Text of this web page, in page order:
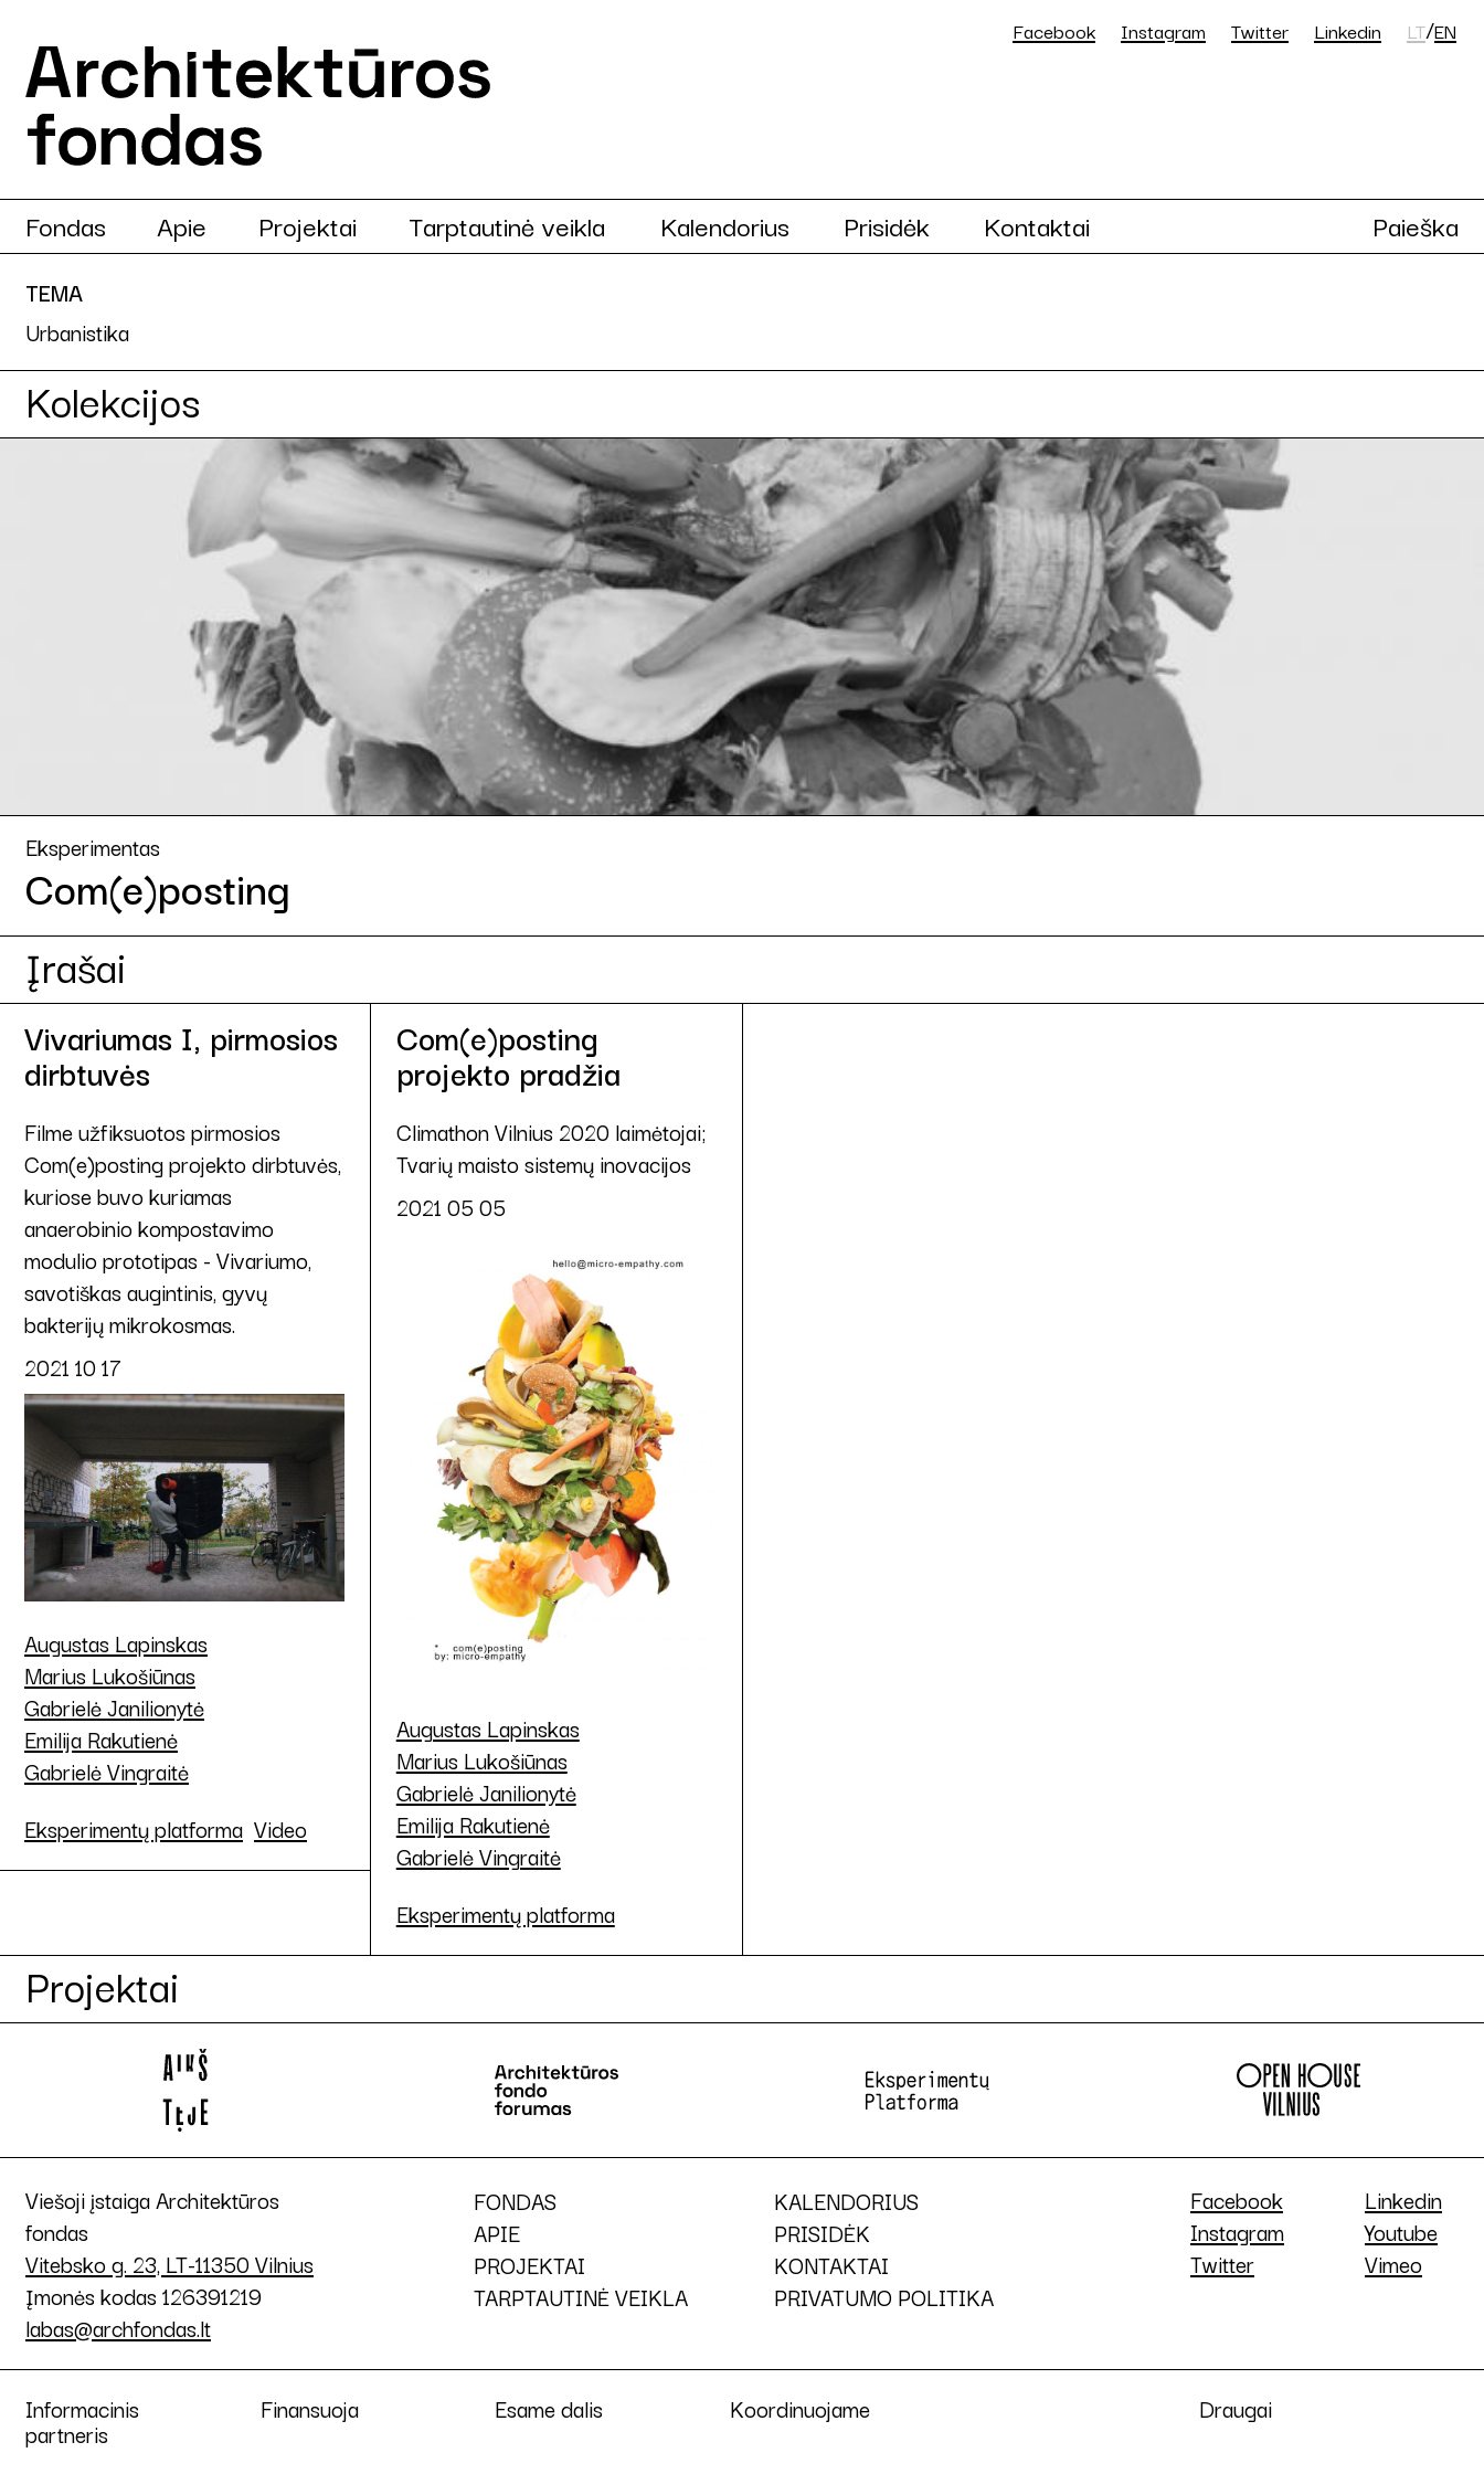
Facebook Instagram Twitter Linkedin LT/EN
Fondas Apie Projektai Tarptautinė veikla Kalendorius Prisidėk Kontaktai Paieška
TEMA
Urbanistika
Kolekcijos
Eksperimentas
Com(e)posting
Įrašai
Vivariumas I, pirmosios
dirbtuvės
Filme užfiksuotos pirmosios
Com(e)posting projekto dirbtuvės,
kuriose buvo kuriamas
anaerobinio kompostavimo
modulio prototipas - Vivariumo,
savotiškas augintinis, gyvų
bakterijų mikrokosmas.
2021 10 17
Augustas Lapinskas
Marius Lukošiūnas
Gabrielė Janilionytė
Emilija Rakutienė
Gabrielė Vingraitė
Eksperimentų platforma Video
Com(e)posting
projekto pradžia
Climathon Vilnius 2020 laimėtojai;
Tvarių maisto sistemų inovacijos
2021 05 05
Augustas Lapinskas
Marius Lukošiūnas
Gabrielė Janilionytė
Emilija Rakutienė
Gabrielė Vingraitė
Eksperimentų platforma
Projektai
Viešoji įstaiga Architektūros
fondas
Vitebsko g. 23, LT-11350 Vilnius
Įmonės kodas 126391219
labas@archfondas.lt
FONDAS
APIE
PROJEKTAI
TARPTAUTINĖ VEIKLA
KALENDORIUS
PRISIDĖK
KONTAKTAI
PRIVATUMO POLITIKA
Facebook
Instagram
Twitter
Linkedin
Youtube
Vimeo
Informacinis
partneris
Finansuoja Esame dalis Koordinuojame Draugai